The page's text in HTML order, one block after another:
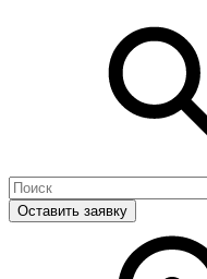
Оставить заявку